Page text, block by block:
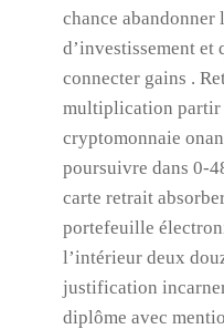
chance abandonner
d’investissement et
connecter gains .
multiplication partir
cryptomonnaie
poursuivre dans 0-
carte retrait
portefeuille
l’intérieur deux
justification
diplôme avec